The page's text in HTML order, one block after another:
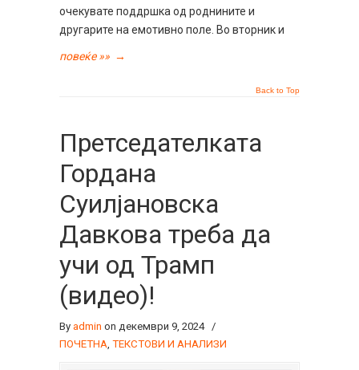
очекувате поддршка од роднините и
другарите на емотивно поле. Во вторник и
повеќе »» →
Back to Top
Претседателката
Гордана
Суилјановска
Давкова треба да
учи од Трамп
(видео)!
By admin on декември 9, 2024 /
ПОЧЕТНА, ТЕКСТОВИ И АНАЛИЗИ